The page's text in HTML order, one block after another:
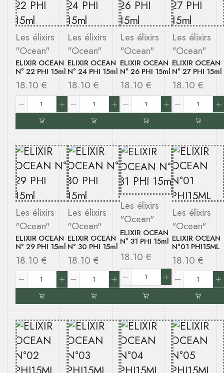
Les élixirs
"Ocean"
ELIXIR OCEAN
N° 22 PHI 15ml
18.10 €
Les élixirs
"Ocean"
ELIXIR OCEAN
N° 24 PHI 15ml
18.10€
Les élixirs
"Ocean"
ELIXIR OCEAN
N° 26 PHI 15ml
18.10 €
Les élixirs
"Ocean"
ELIXIR OCEAN
N° 27 PHI 15ml
18.10 €
Les élixirs
"Ocean"
ELIXIR OCEAN
N° 29 PHI 15ml
18.10 €
Les élixirs
"Ocean"
ELIXIR OCEAN
N° 30 PHI 15ml
18.10€
Les élixirs
"Ocean"
ELIXIR OCEAN
N° 31 PHI 15ml
18.10 €
Les élixirs
"Ocean"
ELIXIR OCEAN
N°01 PHI15ML
18.10 €